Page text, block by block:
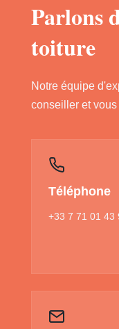
Parlons
toiture
Notre équipe
conseiller et
Téléphone
+33 7 71 01 43